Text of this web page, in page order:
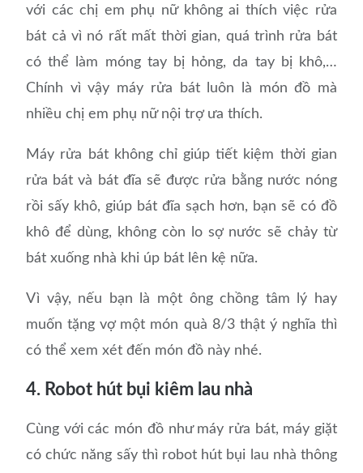
với các chị em phụ nữ không ai thích việc rửa
bát cả vì nó rất mất thời gian, quá trình rửa bát
có thể làm móng tay bị hỏng, da tay bị khô,…
Chính vì vậy máy rửa bát luôn là món đồ mà
nhiều chị em phụ nữ nội trợ ưa thích.
Máy rửa bát không chỉ giúp tiết kiệm thời gian
rửa bát và bát đĩa sẽ được rửa bằng nước nóng
rồi sấy khô, giúp bát đĩa sạch hơn, bạn sẽ có đồ
khô để dùng, không còn lo sợ nước sẽ chảy từ
bát xuống nhà khi úp bát lên kệ nữa.
Vì vậy, nếu bạn là một ông chồng tâm lý hay
muốn tặng vợ một món quà 8/3 thật ý nghĩa thì
có thể xem xét đến món đồ này nhé.
4. Robot hút bụi kiêm lau nhà
Cùng với các món đồ như máy rửa bát, máy giặt
có chức năng sấy thì robot hút bụi lau nhà thông